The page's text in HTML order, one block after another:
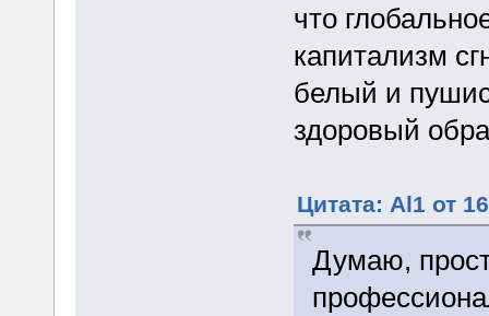
что
капитализм
белый и
здоровый
Цитата: Al1 от
Думаю,